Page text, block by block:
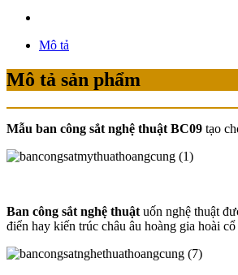
Mô tả
Mô tả sản phẩm
Mẫu ban công sắt nghệ thuật BC09 tạo
Ban công sắt nghệ thuật uốn nghệ thuật
điển hay kiến trúc châu âu hoàng gia hoài